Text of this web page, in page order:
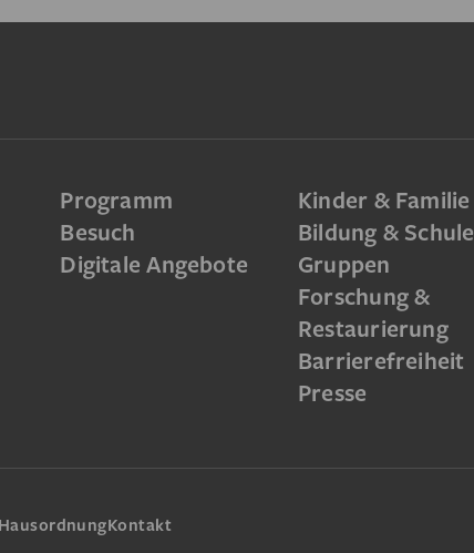
Programm
Besuch
Digitale Angebote
Kinder & Familie
Bildung & Schule
Gruppen
Forschung &
Restaurierung
Barrierefreiheit
Presse
HausordnungKontakt